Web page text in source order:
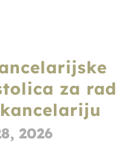
za rad
2026